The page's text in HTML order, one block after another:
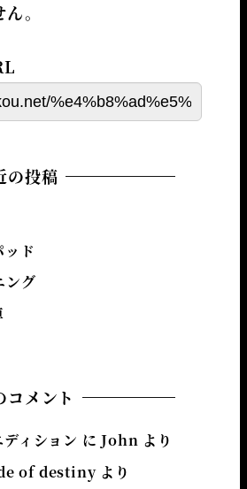
。
の投稿
ド
ング
コメント
ィション にJohn より
of destinyより